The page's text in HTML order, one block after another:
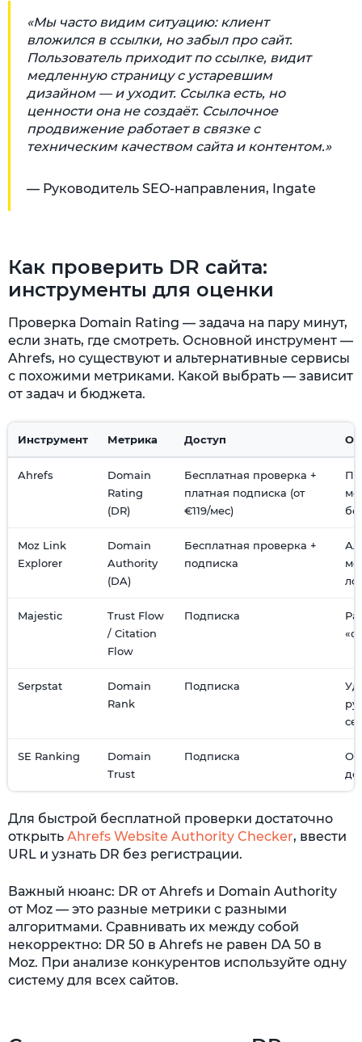
«Мы часто видим ситуацию: клиент
вложился в ссылки, но забыл про сайт.
Пользователь приходит по ссылке, видит
медленную страницу с устаревшим
дизайном — и уходит. Ссылка есть, но
ценности она не создаёт. Ссылочное
продвижение работает в связке с
техническим качеством сайта и контентом.»
— Руководитель SEO-направления, Ingate
Как проверить DR сайта:
инструменты для оценки
Проверка Domain Rating — задача на пару минут,
если знать, где смотреть. Основной инструмент —
Ahrefs, но существуют и альтернативные сервисы
с похожими метриками. Какой выбрать — зависит
от задач и бюджета.
Инструмент Метрика Доступ
Ahrefs
Domain
Rating
(DR)
Бесплатная проверка +
платная подписка (от
€119/мес)
Moz Link
Explorer
Domain
Authority
(DA)
Бесплатная проверка +
подписка
Majestic
Trust Flow
/ Citation
Flow
Подписка
Serpstat
Domain
Rank
Подписка
SE Ranking
Domain
Trust
Подписка
Для быстрой бесплатной проверки достаточно
открыть Ahrefs Website Authority Checker, ввести
URL и узнать DR без регистрации.
Важный нюанс: DR от Ahrefs и Domain Authority
от Moz — это разные метрики с разными
алгоритмами. Сравнивать их между собой
некорректно: DR 50 в Ahrefs не равен DA 50 в
Moz. При анализе конкурентов используйте одну
систему для всех сайтов.